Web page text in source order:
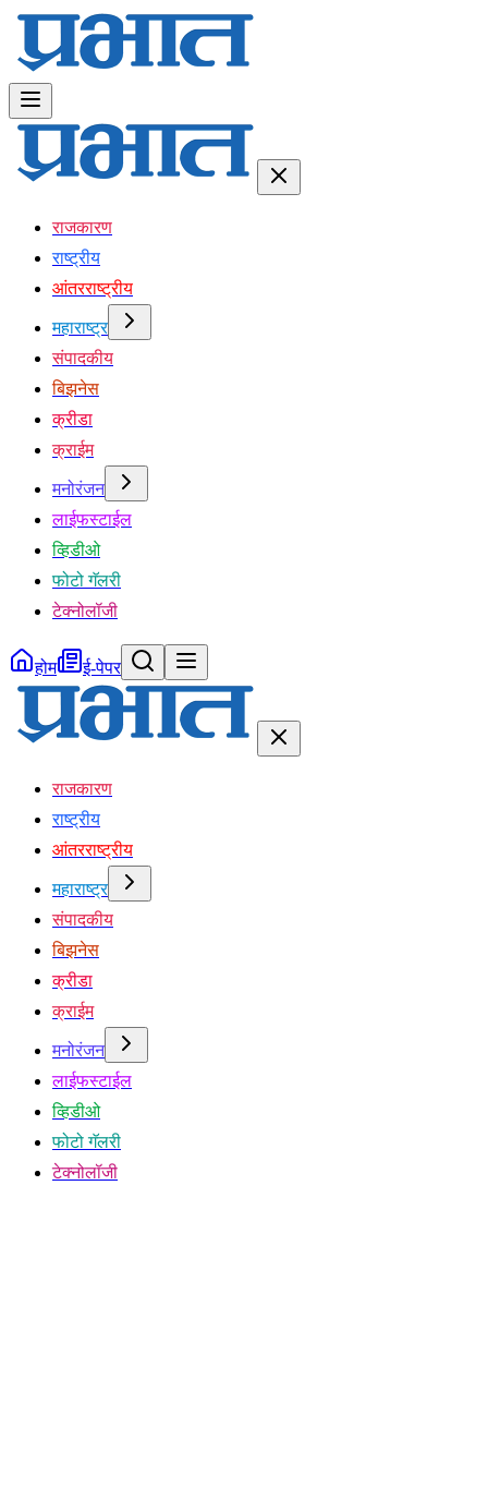
राजकारण
राष्ट्रीय
आंतरराष्ट्रीय
महाराष्ट्र
संपादकीय
बिझनेस
क्रीडा
क्राईम
मनोरंजन
लाईफस्टाईल
व्हिडीओ
फोटो गॅलरी
टेक्नोलॉजी
होम ई-पेपर
राजकारण
राष्ट्रीय
आंतरराष्ट्रीय
महाराष्ट्र
संपादकीय
बिझनेस
क्रीडा
क्राईम
मनोरंजन
लाईफस्टाईल
व्हिडीओ
फोटो गॅलरी
टेक्नोलॉजी